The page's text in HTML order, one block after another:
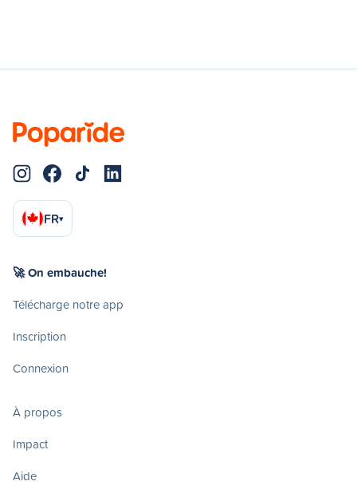
FR▾
🚀 On embauche!
Télécharge notre app
Inscription
Connexion
À propos
Impact
Aide